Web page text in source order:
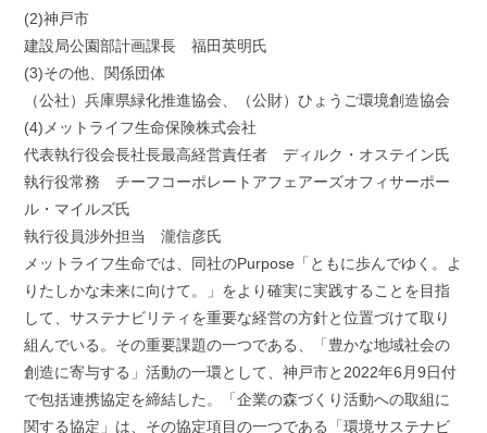
(2)神戸市
建設局公園部計画課長 福田英明氏
(3)その他、関係団体
（公社）兵庫県緑化推進協会、（公財）ひょうご環境創造協会
(4)メットライフ生命保険株式会社
代表執行役会長社長最高経営責任者 ディルク・オステイン氏
執行役常務 チーフコーポレートアフェアーズオフィサーポー
ル・マイルズ氏
執行役員渉外担当 瀧信彦氏
メットライフ生命では、同社のPurpose「ともに歩んでゆく。よ
りたしかな未来に向けて。」をより確実に実践することを目指
して、サステナビリティを重要な経営の方針と位置づけて取り
組んでいる。その重要課題の一つである、「豊かな地域社会の
創造に寄与する」活動の一環として、神戸市と2022年6月9日付
で包括連携協定を締結した。「企業の森づくり活動への取組に
関する協定」は、その協定項目の一つである「環境サステナビ